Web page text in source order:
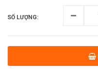
SỐ LƯỢNG: